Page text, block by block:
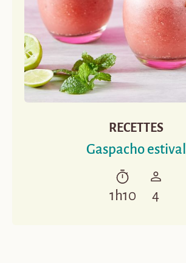
RECETTES
Gaspacho estival
1h10 4